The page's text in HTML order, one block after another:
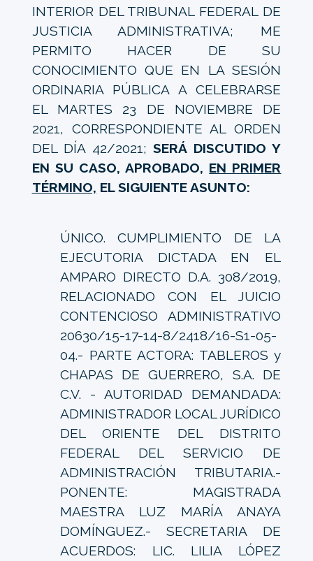
INTERIOR DEL TRIBUNAL FEDERAL DE
JUSTICIA ADMINISTRATIVA; ME
PERMITO HACER DE SU
CONOCIMIENTO QUE EN LA SESIÓN
ORDINARIA PÚBLICA A CELEBRARSE
EL MARTES 23 DE NOVIEMBRE DE
2021, CORRESPONDIENTE AL ORDEN
DEL DÍA 42/2021;SERÁ DISCUTIDO Y
EN SU CASO, APROBADO, EN PRIMER
TÉRMINO, EL SIGUIENTE ASUNTO:
ÚNICO. CUMPLIMIENTO DE LA
EJECUTORIA DICTADA EN EL
AMPARO DIRECTO D.A. 308/2019,
RELACIONADO CON EL JUICIO
CONTENCIOSO ADMINISTRATIVO
20630/15-17-14-8/2418/16-S1-05-
04.- PARTE ACTORA: TABLEROS y
CHAPAS DE GUERRERO, S.A. DE
C.V. - AUTORIDAD DEMANDADA:
ADMINISTRADOR LOCAL JURÍDICO
DEL ORIENTE DEL DISTRITO
FEDERAL DEL SERVICIO DE
ADMINISTRACIÓN TRIBUTARIA.-
PONENTE: MAGISTRADA
MAESTRA LUZ MARÍA ANAYA
DOMÍNGUEZ.- SECRETARIA DE
ACUERDOS: LIC. LILIA LÓPEZ